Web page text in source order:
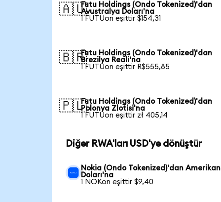
🇦🇺Futu Holdings (Ondo Tokenized)'dan
Avustralya Doları'na
1 FUTUon eşittir $154,31
🇧🇷Futu Holdings (Ondo Tokenized)'dan
Brezilya Reali'na
1 FUTUon eşittir R$555,85
🇵🇱Futu Holdings (Ondo Tokenized)'dan
Polonya Zlotisi'na
1 FUTUon eşittir zł 405,14
Diğer RWA'ları USD'ye dönüştür
Nokia (Ondo Tokenized)'dan Amerikan
Doları'na
1 NOKon eşittir $9,40